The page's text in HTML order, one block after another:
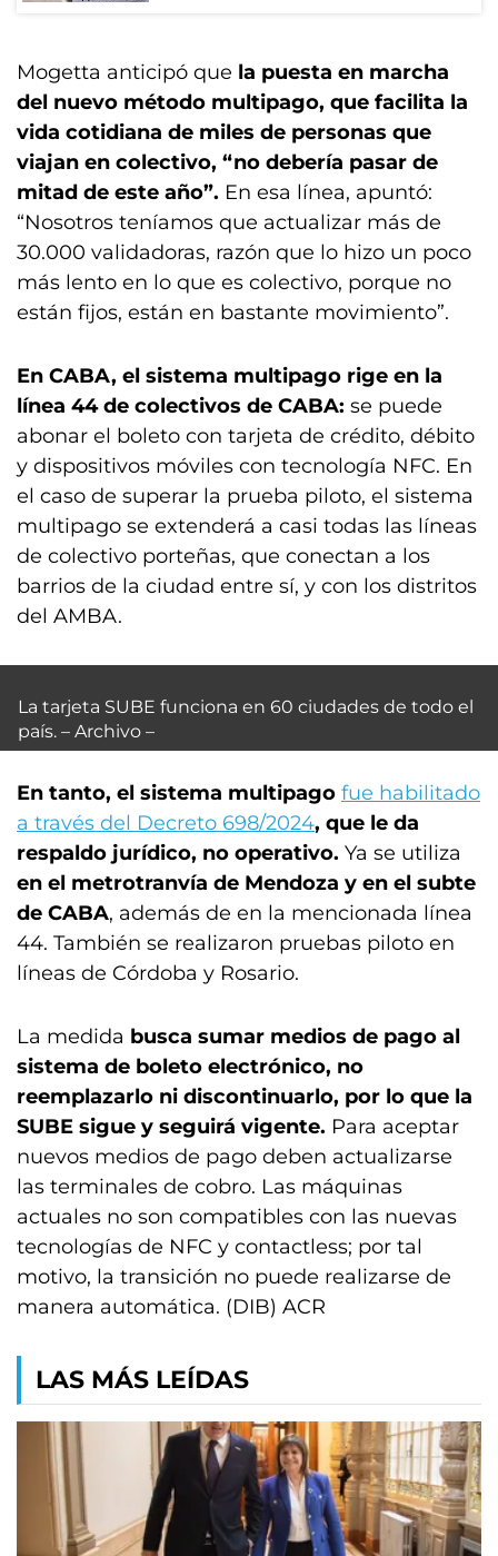
Mogetta anticipó que la puesta en marcha
del nuevo método multipago, que facilita la
vida cotidiana de miles de personas que
viajan en colectivo, “no debería pasar de
mitad de este año”. En esa línea, apuntó:
“Nosotros teníamos que actualizar más de
30.000 validadoras, razón que lo hizo un poco
más lento en lo que es colectivo, porque no
están fijos, están en bastante movimiento”.
En CABA, el sistema multipago rige en la
línea 44 de colectivos de CABA: se puede
abonar el boleto con tarjeta de crédito, débito
y dispositivos móviles con tecnología NFC. En
el caso de superar la prueba piloto, el sistema
multipago se extenderá a casi todas las líneas
de colectivo porteñas, que conectan a los
barrios de la ciudad entre sí, y con los distritos
del AMBA.
La tarjeta SUBE funciona en 60 ciudades de todo el
país. – Archivo –
En tanto, el sistema multipago fue habilitado
a través del Decreto 698/2024, que le da
respaldo jurídico, no operativo. Ya se utiliza
en el metrotranvía de Mendoza y en el subte
de CABA, además de en la mencionada línea
44. También se realizaron pruebas piloto en
líneas de Córdoba y Rosario.
La medida busca sumar medios de pago al
sistema de boleto electrónico, no
reemplazarlo ni discontinuarlo, por lo que la
SUBE sigue y seguirá vigente. Para aceptar
nuevos medios de pago deben actualizarse
las terminales de cobro. Las máquinas
actuales no son compatibles con las nuevas
tecnologías de NFC y contactless; por tal
motivo, la transición no puede realizarse de
manera automática. (DIB) ACR
LAS MÁS LEÍDAS